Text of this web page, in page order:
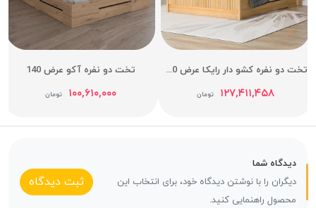
تخت دو نفره کشو دار رایکا عرض 140
۱۲۷,۴۱۱,۴۵۸ تومان
تخت دو نفره آکو عرض 140
۱۰۰,۶۱۰,۰۰۰ تومان
دیدگاه شما
دیگران را با نوشتن دیدگاه خود، برای انتخاب این
محصول راهنمایی کنید.
ثبت دیدگاه